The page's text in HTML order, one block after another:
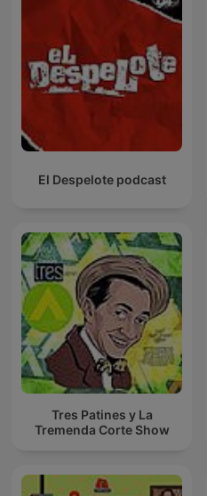
El Despelote podcast
Tres Patines y La
Tremenda Corte Show